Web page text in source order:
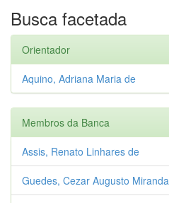
Busca facetada
Orientador
Aquino, Adriana Maria de
Membros da Banca
Assis, Renato Linhares de
Guedes, Cezar Augusto Miranda